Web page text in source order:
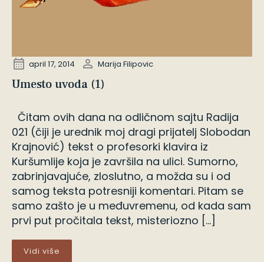
april 17, 2014 Marija Filipovic
Umesto uvoda (1)
Čitam ovih dana na odličnom sajtu Radija
021 (čiji je urednik moj dragi prijatelj Slobodan
Krajnović) tekst o profesorki klavira iz
Kuršumlije koja je završila na ulici. Sumorno,
zabrinjavajuće, zloslutno, a možda su i od
samog teksta potresniji komentari. Pitam se
samo zašto je u međuvremenu, od kada sam
prvi put pročitala tekst, misteriozno […]
Vidi više